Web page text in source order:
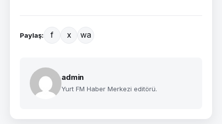
Paylaş: f x wa
admin
Yurt FM Haber Merkezi editörü.